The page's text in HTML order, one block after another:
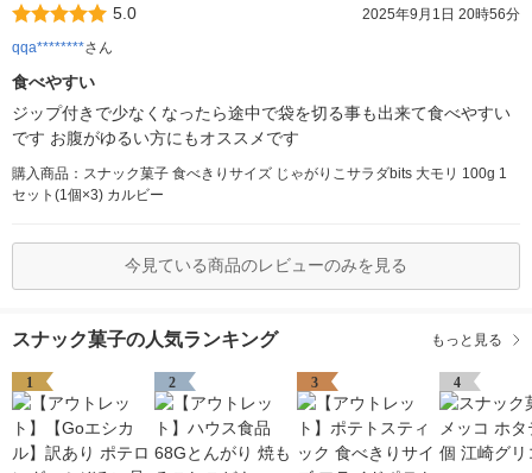
5.0
2025年9月1日 20時56分
qqa********さん
食べやすい
ジップ付きで少なくなったら途中で袋を切る事も出来て食べやすい
です お腹がゆるい方にもオススメです
購入商品：スナック菓子 食べきりサイズ じゃがりこサラダbits 大モリ 100g 1
セット(1個×3) カルビー
今見ている商品のレビューのみを見る
スナック菓子の人気ランキング もっと見る
1 2 3 4